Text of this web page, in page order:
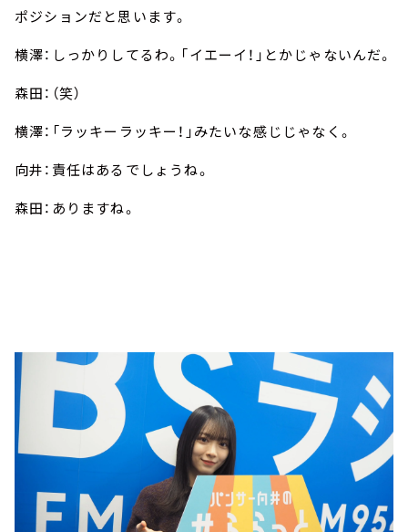
ポジションだと思います。
横澤：しっかりしてるわ。「イエーイ！」とかじゃないんだ。
森田：（笑）
横澤：「ラッキーラッキー！」みたいな感じじゃなく。
向井：責任はあるでしょうね。
森田：ありますね。